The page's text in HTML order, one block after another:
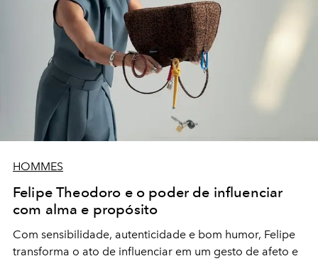
HOMMES
Felipe Theodoro e o poder de influenciar
com alma e propósito
Com sensibilidade, autenticidade e bom humor, Felipe
transforma o ato de influenciar em um gesto de afeto e